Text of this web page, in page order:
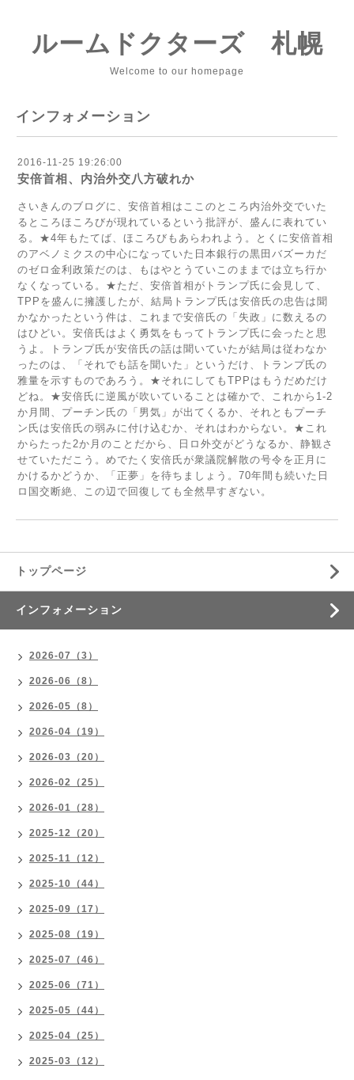
ルームドクターズ 札幌
Welcome to our homepage
インフォメーション
2016-11-25 19:26:00
安倍首相、内治外交八方破れか
さいきんのブログに、安倍首相はここのところ内治外交でいた
るところほころびが現れているという批評が、盛んに表れてい
る。★4年もたてば、ほころびもあらわれよう。とくに安倍首相
のアベノミクスの中心になっていた日本銀行の黒田バズーカだ
のゼロ金利政策だのは、もはやとうていこのままでは立ち行か
なくなっている。★ただ、安倍首相がトランプ氏に会見して、
ТPPを盛んに擁護したが、結局トランプ氏は安倍氏の忠告は聞
かなかったという件は、これまで安倍氏の「失政」に数えるの
はひどい。安倍氏はよく勇気をもってトランプ氏に会ったと思
うよ。トランプ氏が安倍氏の話は聞いていたが結局は従わなか
ったのは、「それでも話を聞いた」というだけ、トランプ氏の
雅量を示すものであろう。★それにしてもТPPはもうだめだけ
どね。★安倍氏に逆風が吹いていることは確かで、これから1-2
か月間、プーチン氏の「男気」が出てくるか、それともプーチ
ン氏は安倍氏の弱みに付け込むか、それはわからない。★これ
からたった2か月のことだから、日ロ外交がどうなるか、静観さ
せていただこう。めでたく安倍氏が衆議院解散の号令を正月に
かけるかどうか、「正夢」を待ちましょう。70年間も続いた日
ロ国交断絶、この辺で回復しても全然早すぎない。
トップページ
インフォメーション
2026-07（3）
2026-06（8）
2026-05（8）
2026-04（19）
2026-03（20）
2026-02（25）
2026-01（28）
2025-12（20）
2025-11（12）
2025-10（44）
2025-09（17）
2025-08（19）
2025-07（46）
2025-06（71）
2025-05（44）
2025-04（25）
2025-03（12）